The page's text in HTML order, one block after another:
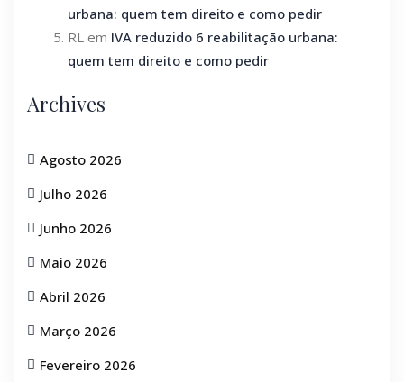
urbana: quem tem direito e como pedir
RL em IVA reduzido 6 reabilitação urbana:
quem tem direito e como pedir
Archives
Agosto 2026
Julho 2026
Junho 2026
Maio 2026
Abril 2026
Março 2026
Fevereiro 2026